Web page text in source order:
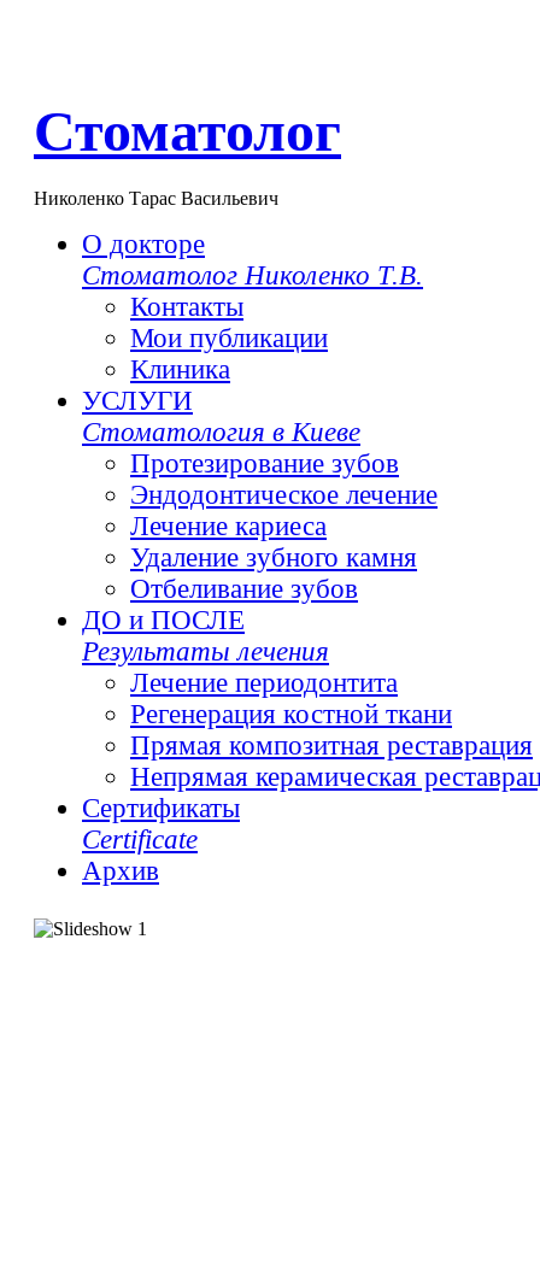
Стоматолог
Николенко Тарас Васильевич
О докторе
Стоматолог Николенко Т.В.
Контакты
Мои публикации
Клиника
УСЛУГИ
Стоматология в Киеве
Протезирование зубов
Эндодонтическое лечение
Лечение кариеса
Удаление зубного камня
Отбеливание зубов
ДО и ПОСЛЕ
Результаты лечения
Лечение периодонтита
Регенерация костной ткани
Прямая композитная реставрация
Непрямая керамическая
Сертификаты
Сertificate
Архив